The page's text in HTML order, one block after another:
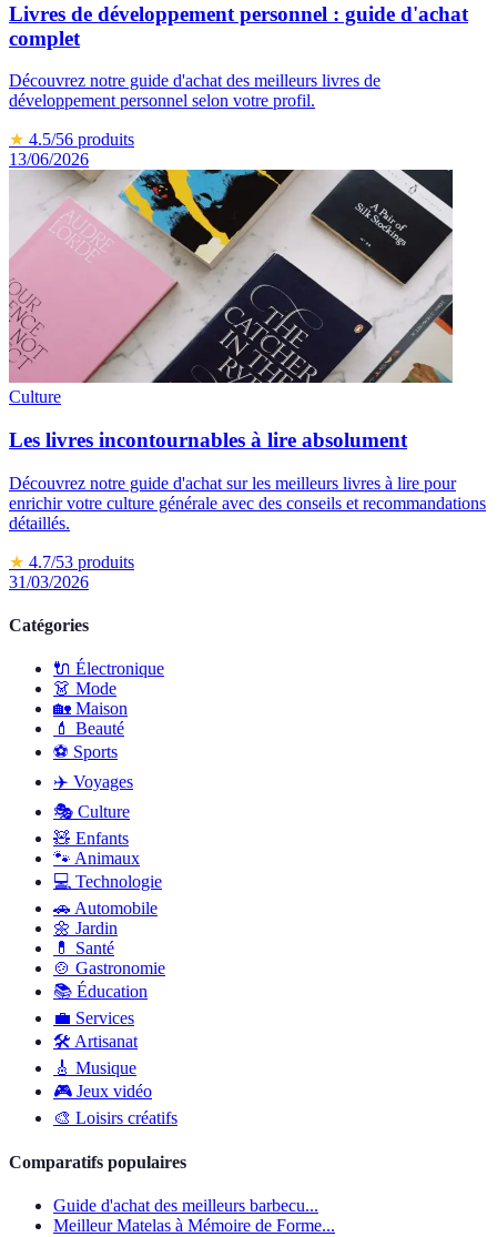
Livres de développement personnel : guide d'achat
complet
Découvrez notre guide d'achat des meilleurs livres de
développement personnel selon votre profil.
★ 4.5/56 produits
13/06/2026
Culture
Les livres incontournables à lire absolument
Découvrez notre guide d'achat sur les meilleurs livres à lire pour
enrichir votre culture générale avec des conseils et recommandations
détaillés.
★ 4.7/53 produits
31/03/2026
Catégories
🔌 Électronique
👗 Mode
🏡 Maison
💄 Beauté
⚽️ Sports
✈️ Voyages
🎭 Culture
🧸 Enfants
🐾 Animaux
💻 Technologie
🚗 Automobile
🌼 Jardin
💊
Santé
🍲 Gastronomie
📚 Éducation
💼 Services
🛠 Artisanat
🎸 Musique
🎮 Jeux vidéo
🎨 Loisirs créatifs
Comparatifs populaires
Guide d'achat des meilleurs barbecu...
Meilleur Matelas à Mémoire de Forme...